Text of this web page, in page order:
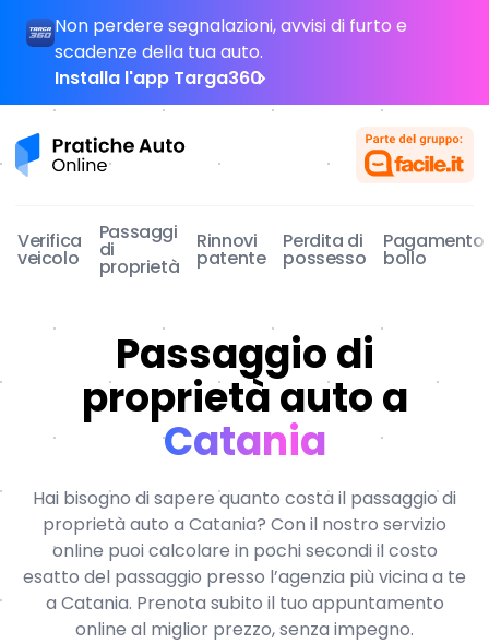
Non perdere segnalazioni, avvisi di furto e
scadenze della tua auto.
Installa l'app Targa360
Pratiche Auto Online
Verifica
veicolo
Passaggi
di
proprietà
Rinnovi
patente
Perdita di
possesso
Pagamento
bollo
Passaggio di
proprietà auto a
Catania
Hai bisogno di sapere quanto costa il passaggio di
proprietà auto a Catania? Con il nostro servizio
online puoi calcolare in pochi secondi il costo
esatto del passaggio presso l’agenzia più vicina a te
a Catania. Prenota subito il tuo appuntamento
online al miglior prezzo, senza impegno.